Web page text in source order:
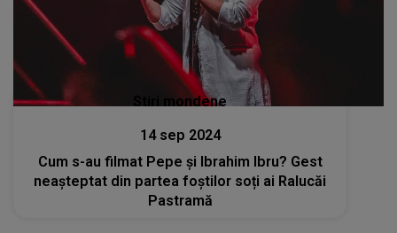
Stiri mondene
14 sep 2024
Cum s-au filmat Pepe și Ibrahim Ibru? Gest
neașteptat din partea foștilor soți ai Ralucăi
Pastramă